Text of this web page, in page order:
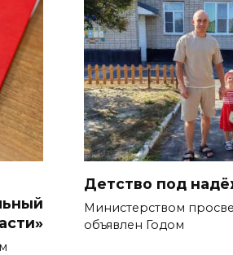
Детство под
Министерством
объявлен Годом